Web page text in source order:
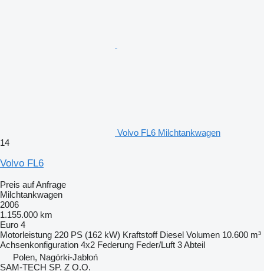
Volvo FL6 Milchtankwagen
14
Volvo FL6
Preis auf Anfrage
Milchtankwagen
2006
1.155.000 km
Euro 4
Motorleistung 220 PS (162 kW) Kraftstoff Diesel Volumen 10.600 m³
Achsenkonfiguration 4x2 Federung Feder/Luft 3 Abteil
Polen, Nagórki-Jabłoń
SAM-TECH SP. Z O.O.